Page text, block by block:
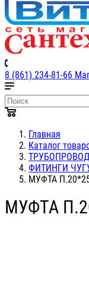
8 (861) 234-81-66
Главная
Каталог
ФИТИНГИ
МУФТА
МУФТА